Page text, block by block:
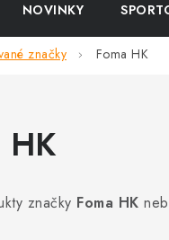
NOVINKY
značky Foma HK
HK
značky Foma HK